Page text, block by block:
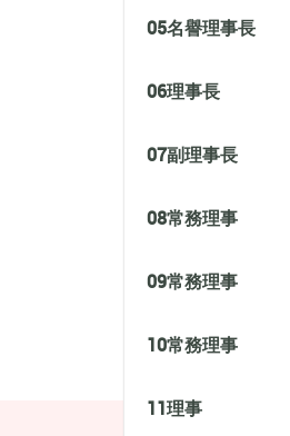
05名譽理事長
06理事長
07副理事長
08常務理事
09常務理事
10常務理事
11理事